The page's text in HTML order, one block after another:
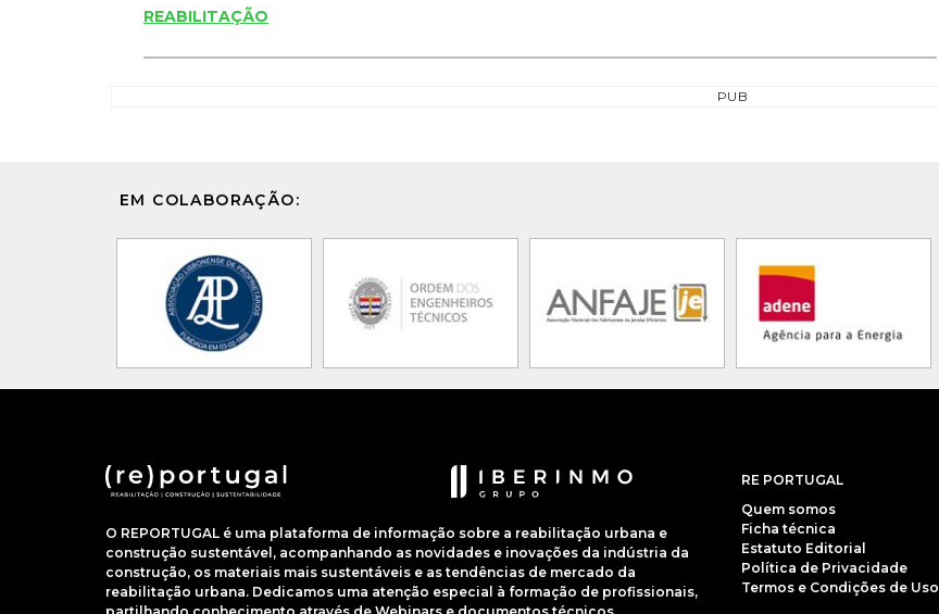
REABILITAÇÃO
PUB
EM COLABORAÇÃO:
O REPORTUGAL é uma plataforma de informação sobre a reabilitação urbana e
construção sustentável, acompanhando as novidades e inovações da indústria da
construção, os materiais mais sustentáveis e as tendências de mercado da
reabilitação urbana. Dedicamos uma atenção especial à formação de profissionais,
RE PORTUGAL
Quem somos
Ficha técnica
Estatuto Editorial
Política de Privacidade
Termos e Condições de Uso